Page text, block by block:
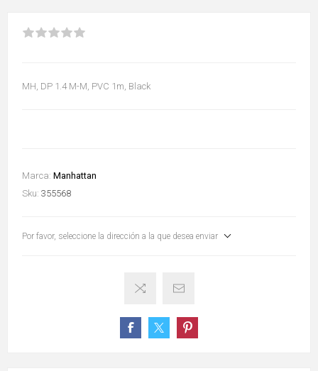
MH, DP 1.4 M-M, PVC 1m, Black
Marca: Manhattan
Sku: 355568
Por favor, seleccione la dirección a la que desea enviar